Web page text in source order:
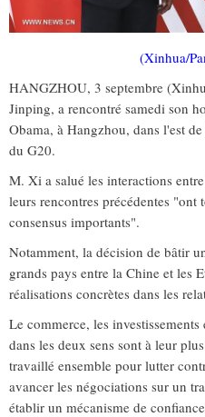
(Xinhua/
HANGZHOU, 3 septembre
Jinping, a rencontré samedi son
Obama, à Hangzhou, dans l'est
du G20.
M. Xi a salué les interactions
leurs rencontres précédentes "ont
consensus importants".
Notamment, la décision de bâtir
grands pays entre la Chine et les
réalisations concrètes dans les
Le commerce, les
dans les deux sens sont à leur
travaillé ensemble pour lutter
avancer les négociations sur un
établir un mécanisme de